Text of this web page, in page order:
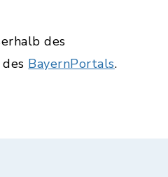
des
BayernPortals.